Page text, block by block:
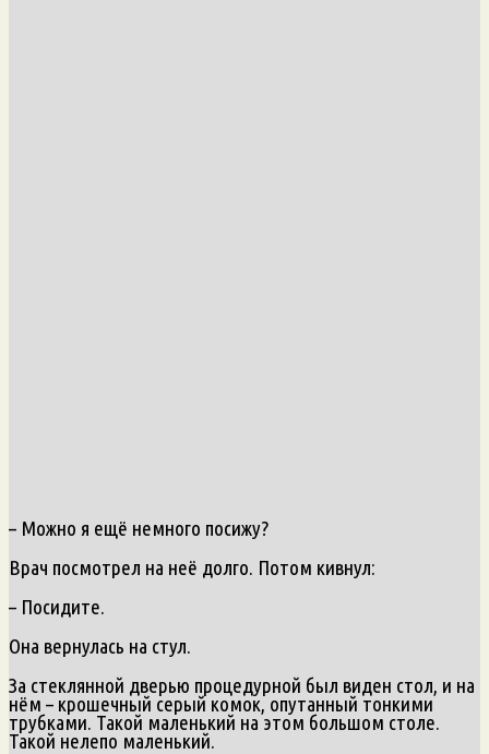
– Можно я ещё немного посижу?
Врач посмотрел на неё долго. Потом кивнул:
– Посидите.
Она вернулась на стул.
За стеклянной дверью процедурной был виден стол, и на
нём – крошечный серый комок, опутанный тонкими
трубками. Такой маленький на этом большом столе.
Такой нелепо маленький.